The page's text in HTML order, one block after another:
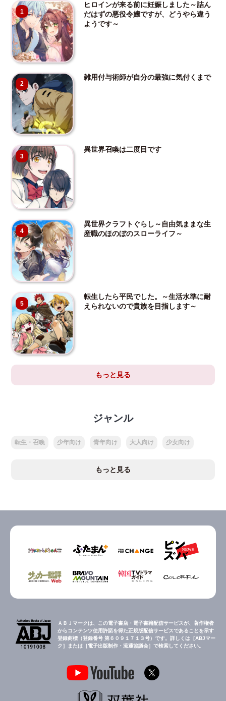
1
ヒロインが来る前に妊娠しました～詰ん
だはずの悪役令嬢ですが、どうやら違う
ようです～
2
雑用付与術師が自分の最強に気付くまで
3
異世界召喚は二度目です
4
異世界クラフトぐらし～自由気ままな生
産職のほのぼのスローライフ～
5
転生したら平民でした。～生活水準に耐
えられないので貴族を目指します～
もっと見る
ジャンル
転生・召喚 少年向け 青年向け 大人向け 少女向け
もっと見る
ＡＢＪマークは、この電子書店・電子書籍配信サービスが、著作権者
からコンテンツ使用許諾を得た正規版配信サービスであることを示す
登録商標（登録番号 第６０９１７１３号）です。詳しくは［ABJマー
ク］または［電子出版制作・流通協議会］で検索してください。